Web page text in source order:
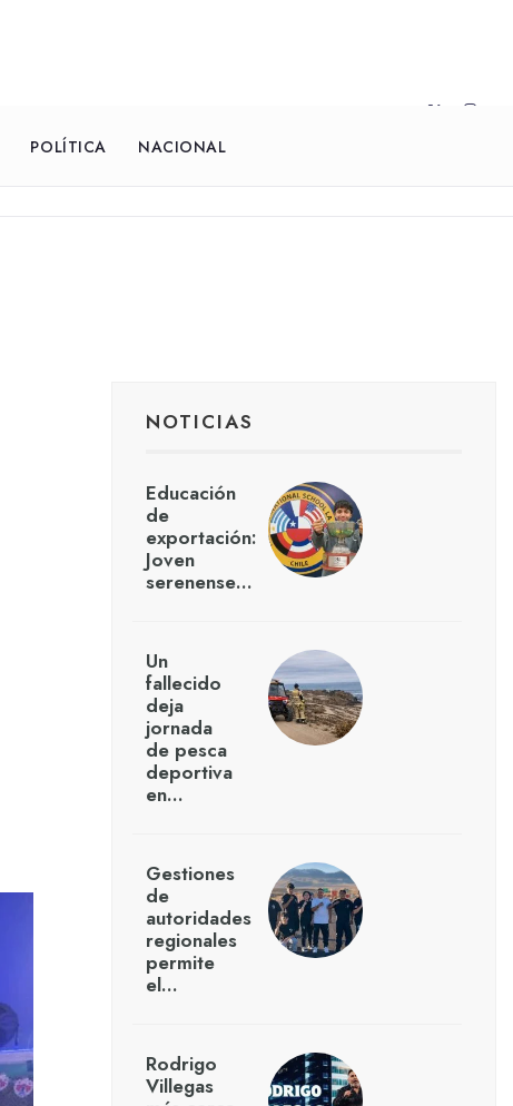
POLÍTICA NACIONAL
NOTICIAS
Educación
de
exportación:
Joven
serenense…
Un
fallecido
deja
jornada
de pesca
deportiva
en…
Gestiones
de
autoridades
regionales
permite
el…
Rodrigo
Villegas